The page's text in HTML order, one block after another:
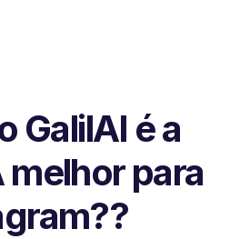
GalilAI é a
melhor para